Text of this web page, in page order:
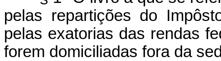
pelas repartições do
pelas exatorias das rendas
forem domiciliadas fora da